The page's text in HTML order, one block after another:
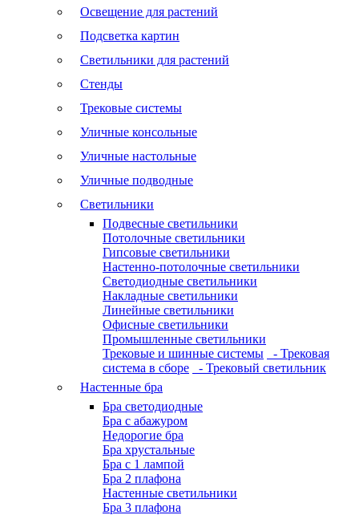
Освещение для растений
Подсветка картин
Светильники для растений
Стенды
Трековые системы
Уличные консольные
Уличные настольные
Уличные подводные
Светильники
Подвесные светильники
Потолочные светильники
Гипсовые светильники
Настенно-потолочные светильники
Светодиодные светильники
Накладные светильники
Линейные светильники
Офисные светильники
Промышленные светильники
Трековые и шинные системы
- Трековая
система в сборе
- Трековый светильник
Настенные бра
Бра светодиодные
Бра с абажуром
Недорогие бра
Бра хрустальные
Бра с 1 лампой
Бра 2 плафона
Настенные светильники
Бра 3 плафона